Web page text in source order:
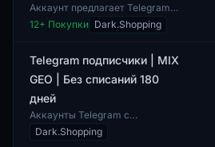
Аккаунт предлагает Telegram
подписчиков на русском
языке. Максимальная
100 тысяч подписчиков...
12+ Покупки Dark.Shopping
Telegram подписчики | MIX
GEO | Без списаний 180
дней
Аккаунты Telegram с
подписчиками, подходящими
для различных целей. Профили
Dark.Shopping